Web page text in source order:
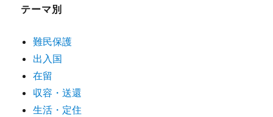
テーマ別
難民保護
出入国
在留
収容・送還
生活・定住